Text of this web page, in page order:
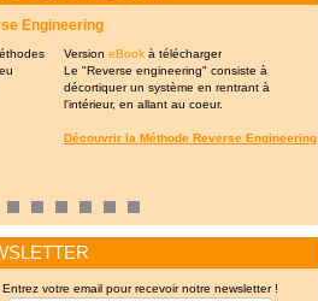
Engineering
Version eBook à télécharger
Le "Reverse engineering" consiste à
décortiquer un système en rentrant à
l'intérieur, en allant au coeur.
Découvrir la Méthode Reverse Engineering
Entrez votre email pour recevoir notre newsletter !